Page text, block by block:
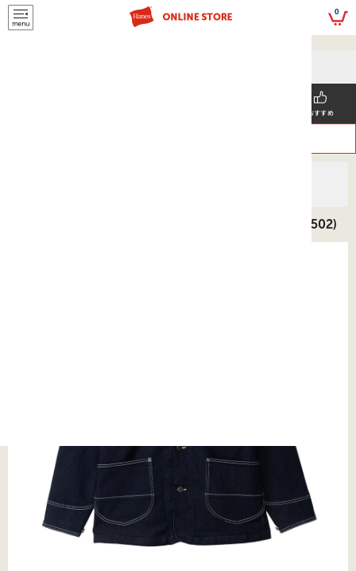
script> 0
おすすめ
ストレッチデニムカバーオール 26SS ヘインズ(HLKD502)